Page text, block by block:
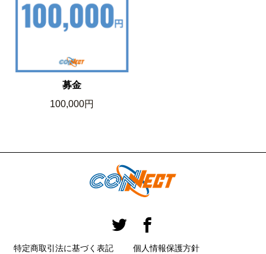
募金
100,000円
特定商取引法に基づく表記 個人情報保護方針